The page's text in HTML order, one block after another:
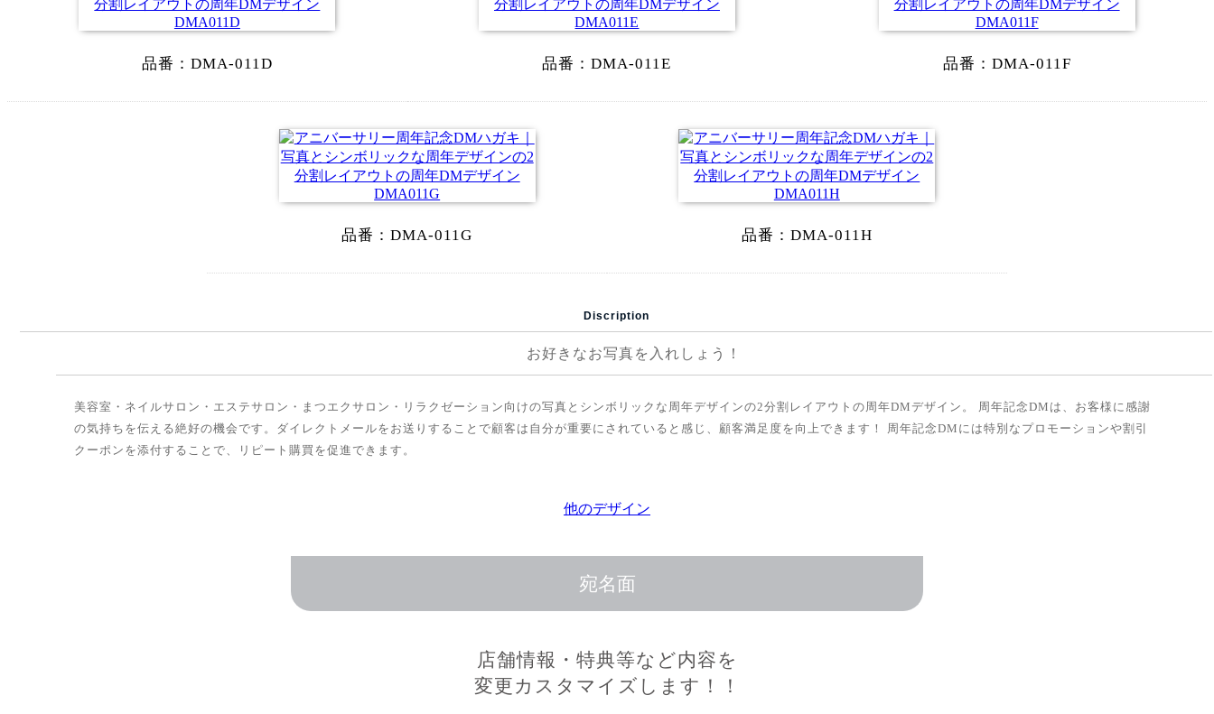
品番： DMA-011D 品番：DMA-011E 品番： DMA-011F
品番：DMA-011G 品番： DMA-011H
Discription
お好きなお写真を入れしょう！
美容室・ネイルサロン・エステサロン・まつエクサロン・リラクゼーション向けの写真とシンボリックな周年デザインの2分割レイアウトの周年DMデザイン。 周年記念DMは、お客様に感謝
の気持ちを伝える絶好の機会です。ダイレクトメールをお送りすることで顧客は自分が重要にされていると感じ、顧客満足度を向上できます！ 周年記念DMには特別なプロモーションや割引
クーポンを添付することで、リピート購買を促進できます。
他のデザイン
宛名面
店舗情報・特典等など内容を
変更カスタマイズします！！